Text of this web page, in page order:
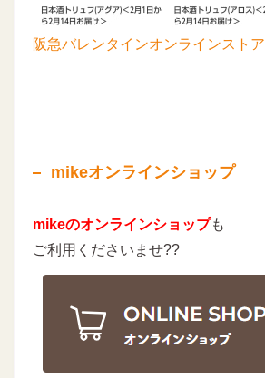
阪急バレンタインオンラインストア
mikeオンラインショップ
mikeのオンラインショップも
ご利用くださいませ??